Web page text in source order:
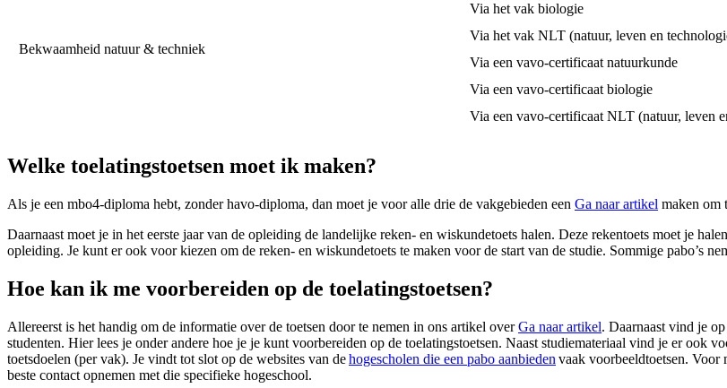
Bekwaamheid natuur & techniek
Via het vak biologie
Via het vak NLT (natuur, leven en
Via een vavo-certificaat natuurkunde
Via een vavo-certificaat biologie
Via een vavo-certificaat NLT (natuur, leven
Welke toelatingstoetsen moet ik maken?
Als je een mbo4-diploma hebt, zonder havo-diploma, dan moet je voor alle drie de vakgebieden een Ga naar artikel maken om
Daarnaast moet je in het eerste jaar van de opleiding de landelijke reken- en wiskundetoets halen. Deze rekentoets moet je
opleiding. Je kunt er ook voor kiezen om de reken- en wiskundetoets te maken voor de start van de studie. Sommige pabo’s
Hoe kan ik me voorbereiden op de toelatingstoetsen?
Allereerst is het handig om de informatie over de toetsen door te nemen in ons artikel overGa naar artikel. Daarnaast vind je
studenten. Hier lees je onder andere hoe je je kunt voorbereiden op de toelatingstoetsen. Naast studiemateriaal vind je er ook
toetsdoelen (per vak). Je vindt tot slot op de websites van dehogescholen die een pabo aanbieden vaak voorbeeldtoetsen.
beste contact opnemen met die specifieke hogeschool.